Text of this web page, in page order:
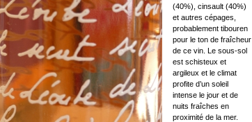
(40%), cinsault (40%)
et autres cépages,
probablement tibouren
pour le ton de fraîcheur
de ce vin. Le sous-sol
est schisteux et
argileux et le climat
profite d’un soleil
intense le jour et de
nuits fraîches en
proximité de la mer.